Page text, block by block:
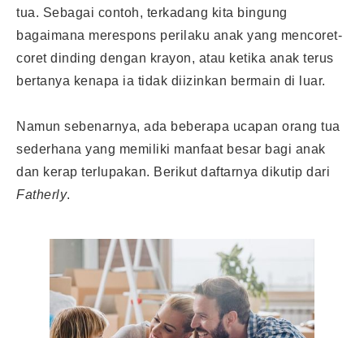
tua. Sebagai contoh, terkadang kita bingung
bagaimana merespons perilaku anak yang mencoret-
coret dinding dengan krayon, atau ketika anak terus
bertanya kenapa ia tidak diizinkan bermain di luar.
Namun sebenarnya, ada beberapa ucapan orang tua
sederhana yang memiliki manfaat besar bagi anak
dan kerap terlupakan. Berikut daftarnya dikutip dari
Fatherly.